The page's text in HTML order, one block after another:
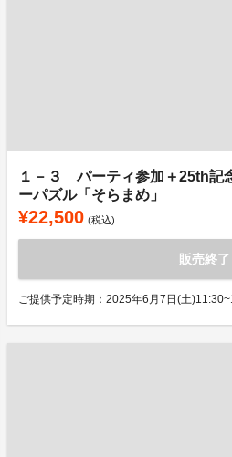
１－３ パーティ参加＋25th記
ーパズル「そらまめ」
¥22,500 (税込)
販売終了
ご提供予定時期：2025年6月7日(土